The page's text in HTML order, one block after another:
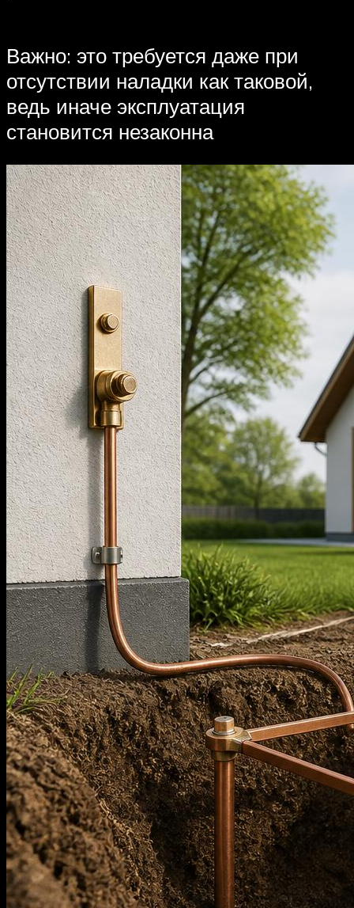
Важно: это требуется даже при
отсутствии наладки как таковой,
ведь иначе эксплуатация
становится незаконна